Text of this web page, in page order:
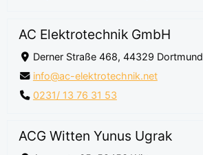
AC Elektrotechnik GmbH
Derner Straße 468, 44329 Dortmund
info@ac-elektrotechnik.net
0231/ 13 76 31 53
ACG Witten Yunus Ugrak